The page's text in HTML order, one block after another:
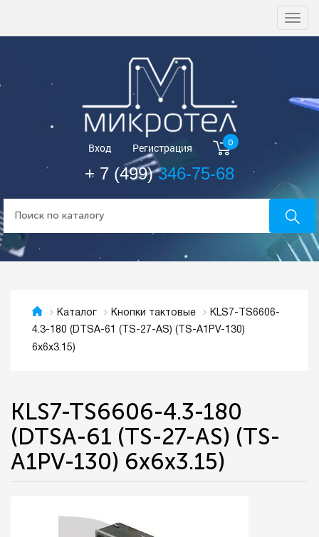
Вход Регистрация 0
+ 7 (499)346-75-68
Каталог Кнопки тактовые
KLS7-TS6606-
4.3-180 (DTSA-61 (TS-27-AS) (TS-A1PV-130)
6х6x3.15)
KLS7-TS6606-4.3-180
(DTSA-61 (TS-27-AS) (TS-
A1PV-130) 6х6x3.15)